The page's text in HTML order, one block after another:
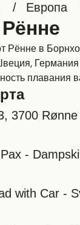
Европа
Рённе в
плавания
3700 Rønne
-
with Car -